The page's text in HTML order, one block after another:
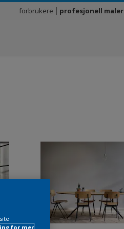
forbrukere profesjonell maler
for mer